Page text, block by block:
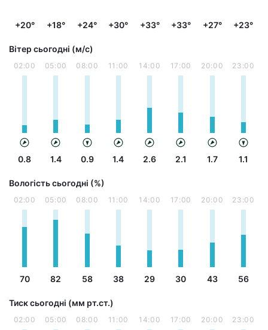
+20° +18° +24° +30° +33° +33° +27° +23°
Вітер сьогодні (м/с)
02:00
0.8
05:00
1.4
08:00
0.9
11:00
1.4
14:00
2.6
17:00
2.1
20:00
1.7
23:00
1.1
Вологість сьогодні (%)
02:00
70
05:00
82
08:00
58
11:00
38
14:00
29
17:00
30
20:00
43
23:00
56
Тиск сьогодні (мм рт.ст.)
02:00 05:00 08:00 11:00 14:00 17:00 20:00 23:00